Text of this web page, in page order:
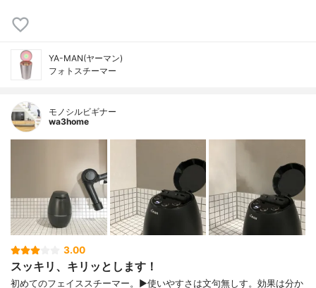
YA-MAN(ヤーマン)
フォトスチーマー
モノシルビギナー
wa3home
3.00
スッキリ、キリッとします！
初めてのフェイススチーマー。▶︎使いやすさは文句無しす。効果は分か